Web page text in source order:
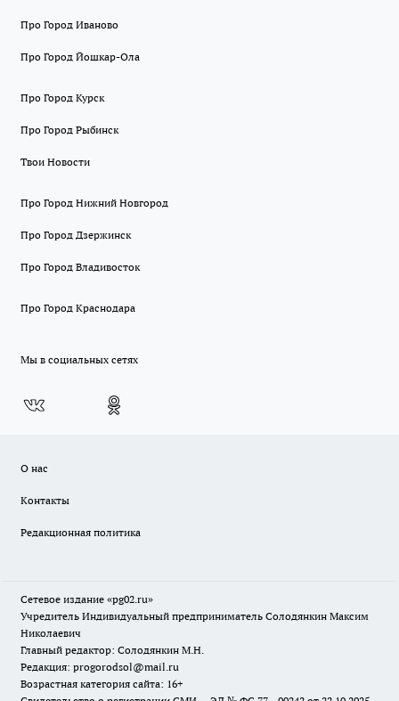
Про Город Иваново
Про Город Йошкар-Ола
Про Город Курск
Про Город Рыбинск
Твои Новости
Про Город Нижний Новгород
Про Город Дзержинск
Про Город Владивосток
Про Город Краснодара
Мы в социальных сетях
О нас
Контакты
Редакционная политика
Сетевое издание «pg02.ru»
Учредитель Индивидуальный предприниматель Солодянкин Максим
Николаевич
Главный редактор: Солодянкин М.Н.
Редакция: progorodsol@mail.ru
Возрастная категория сайта: 16+